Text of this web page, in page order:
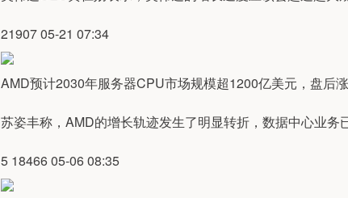
21907 05-21 07:34
AMD预计2030年服务器CPU市场规模超1200亿美元，盘后
苏姿丰称，AMD的增长轨迹发生了明显转折，数据中心业务
5 18466 05-06 08:35